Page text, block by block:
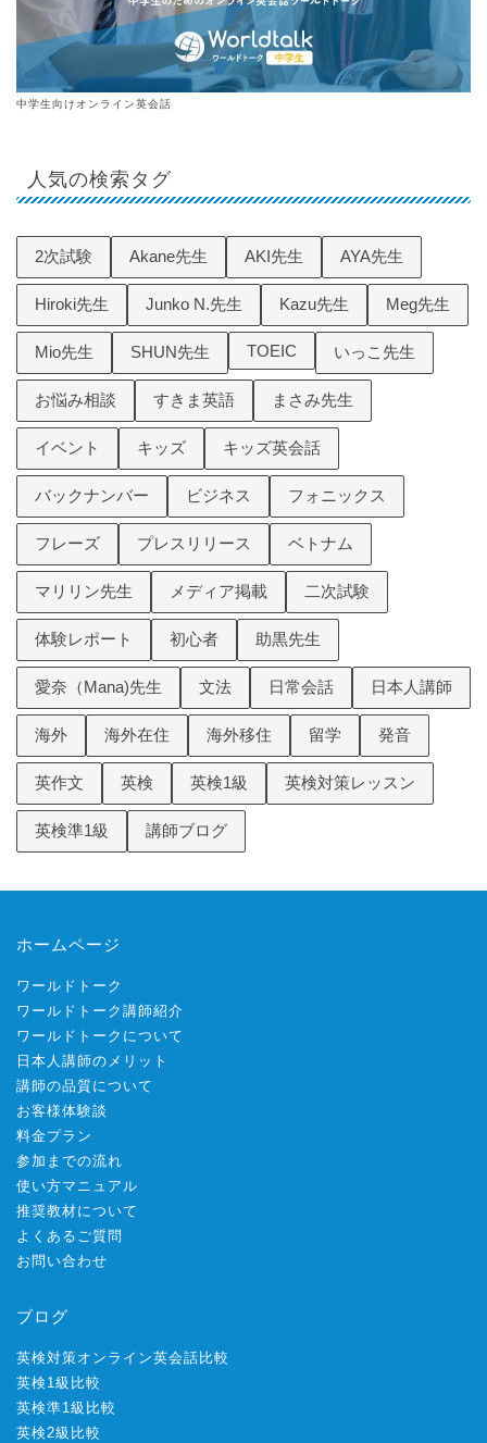
中学生向けオンライン英会話
人気の検索タグ
2次試験 Akane先生 AKI先生 AYA先生
Hiroki先生 Junko N.先生 Kazu先生 Meg先生
Mio先生 SHUN先生 TOEIC いっこ先生
お悩み相談 すきま英語 まさみ先生
イベント キッズ キッズ英会話
バックナンバー ビジネス フォニックス
フレーズ プレスリリース ベトナム
マリリン先生 メディア掲載 二次試験
体験レポート 初心者 助黒先生
愛奈（Mana)先生 文法 日常会話 日本人講師
海外 海外在住 海外移住 留学 発音
英作文 英検 英検1級 英検対策レッスン
英検準1級 講師ブログ
ホームページ
ワールドトーク
ワールドトーク講師紹介
ワールドトークについて
日本人講師のメリット
講師の品質について
お客様体験談
料金プラン
参加までの流れ
使い方マニュアル
推奨教材について
よくあるご質問
お問い合わせ
ブログ
英検対策オンライン英会話比較
英検1級比較
英検準1級比較
英検2級比較